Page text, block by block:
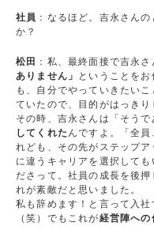
社員 ：なるほど。吉永さん
か？
松田 ：私、最終面接で吉永さ
ありません」 ということを
も、自分でやっていきたい
ていたので、目的がはっきり
その時、吉永さんは「そうで
してくれた んですよ。「全
れども、その先がステップ
に違うキャリアを選択して
ださって。社員の成長を後
れが素敵だと思いました。
私も辞めます！と言って入
（笑）でもこれが経営陣への